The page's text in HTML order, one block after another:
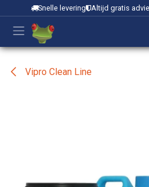
Overslaan naar inhoud
Snelle levering Altijd gratis
Vipro Clean Line